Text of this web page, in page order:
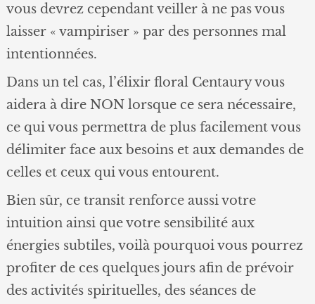
vous devrez cependant veiller à ne pas vous
laisser « vampiriser » par des personnes mal
intentionnées.
Dans un tel cas, l’élixir floral Centaury vous
aidera à dire NON lorsque ce sera nécessaire,
ce qui vous permettra de plus facilement vous
délimiter face aux besoins et aux demandes de
celles et ceux qui vous entourent.
Bien sûr, ce transit renforce aussi votre
intuition ainsi que votre sensibilité aux
énergies subtiles, voilà pourquoi vous pourrez
profiter de ces quelques jours afin de prévoir
des activités spirituelles, des séances de